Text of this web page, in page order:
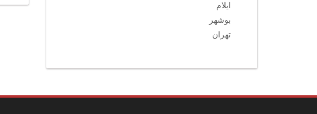
ایلام
بوشهر
تهران